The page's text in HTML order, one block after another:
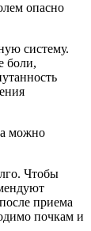
опасно
систему.
боли,
можно
Чтобы
приема
почкам и